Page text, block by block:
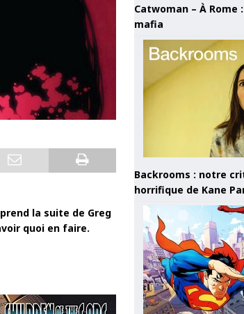
la suite de Greg
quoi en faire.
Catwoman – À Rome
mafia
Backrooms : notre
horrifique de Kane